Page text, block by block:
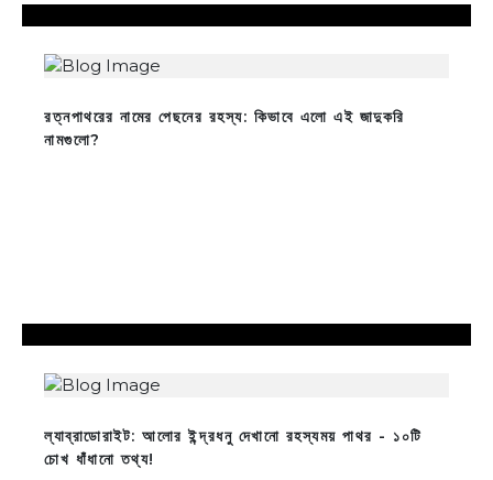
রত্নপাথরের নামের পেছনের রহস্য: কিভাবে এলো এই জাদুকরি
নামগুলো?
ল্যাব্রাডোরাইট: আলোর ইন্দ্রধনু দেখানো রহস্যময় পাথর - ১০টি
চোখ ধাঁধানো তথ্য!